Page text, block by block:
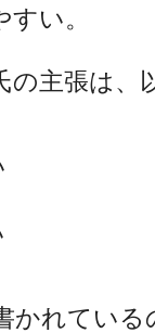
い。
主張は、
れている